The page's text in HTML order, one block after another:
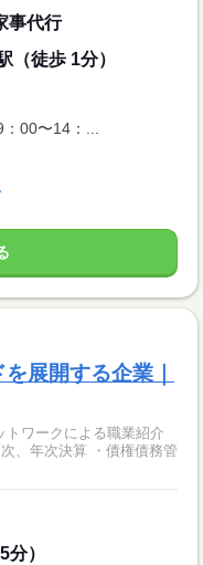
事代行
（徒歩 1分）
00〜14：...
展開する企業｜
ワークによる職業紹介
、年次決算 ・債権債務管
）